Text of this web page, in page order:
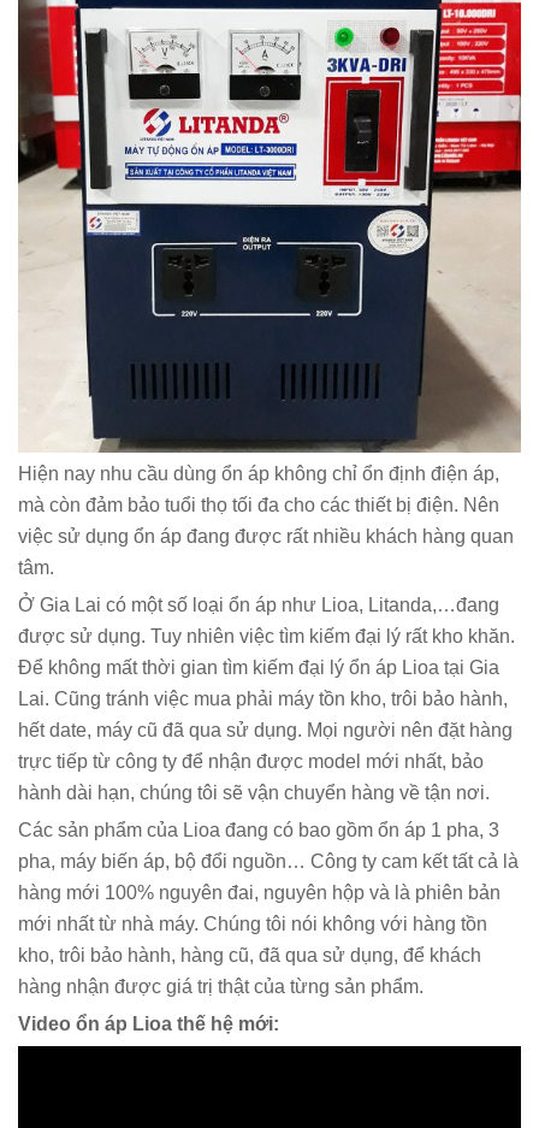
Hiện nay nhu cầu dùng ổn áp không chỉ ổn định điện áp,
mà còn đảm bảo tuổi thọ tối đa cho các thiết bị điện. Nên
việc sử dụng ổn áp đang được rất nhiều khách hàng quan
tâm.
Ở Gia Lai có một số loại ổn áp như Lioa, Litanda,…đang
được sử dụng. Tuy nhiên việc tìm kiếm đại lý rất kho khăn.
Để không mất thời gian tìm kiếm đại lý ổn áp Lioa tại Gia
Lai. Cũng tránh việc mua phải máy tồn kho, trôi bảo hành,
hết date, máy cũ đã qua sử dụng. Mọi người nên đặt hàng
trực tiếp từ công ty để nhận được model mới nhất, bảo
hành dài hạn, chúng tôi sẽ vận chuyển hàng về tận nơi.
Các sản phẩm của Lioa đang có bao gồm ổn áp 1 pha, 3
pha, máy biến áp, bộ đổi nguồn… Công ty cam kết tất cả là
hàng mới 100% nguyên đai, nguyên hộp và là phiên bản
mới nhất từ nhà máy. Chúng tôi nói không với hàng tồn
kho, trôi bảo hành, hàng cũ, đã qua sử dụng, để khách
hàng nhận được giá trị thật của từng sản phẩm.
Video ổn áp Lioa thế hệ mới: